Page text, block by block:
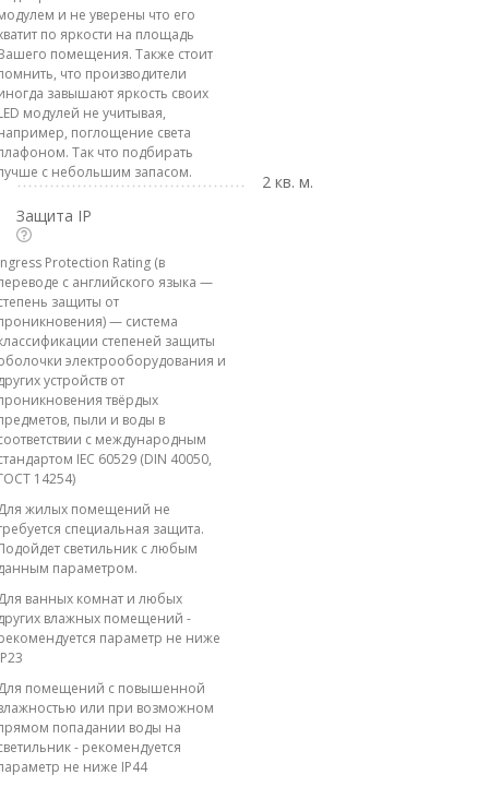
и не уверены что его
по яркости на площадь
помещения. Также стоит
что производители
завышают яркость своих
модулей не учитывая,
поглощение света
Так что подбирать
с небольшим запасом.
2 кв. м.
Защита IP
Protection Rating (в
с английского языка —
защиты от
— система
степеней защиты
электрооборудования и
устройств от
твёрдых
пыли и воды в
с международным
IEC 60529 (DIN 40050,
14254)
жилых помещений не
специальная защита.
светильник с любым
параметром.
ванных комнат и любых
влажных помещений -
параметр не ниже
помещений с повышенной
или при возможном
попадании воды на
- рекомендуется
не ниже IP44